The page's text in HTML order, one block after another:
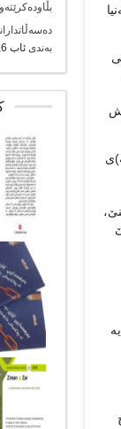
بەندی ئاب 6, 2026